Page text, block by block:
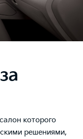
которого
решениями,